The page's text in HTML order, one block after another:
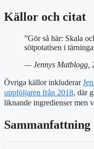
Källor och citat
”Gör så här: Skala
sötpotatisen i
— Jennys Matblogg,
Övriga källor inkluderar
uppföljaren från 2018, där
liknande ingredienser men
Sammanfattning